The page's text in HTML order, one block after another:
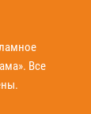
Все